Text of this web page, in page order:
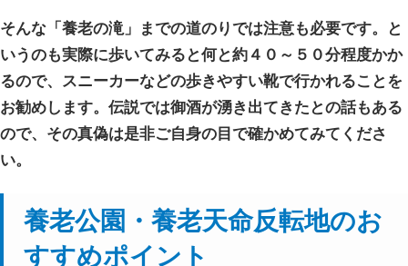
そんな「養老の滝」までの道のりでは注意も必要です。と
いうのも実際に歩いてみると何と約４０～５０分程度かか
るので、スニーカーなどの歩きやすい靴で行かれることを
お勧めします。伝説では御酒が湧き出てきたとの話もある
ので、その真偽は是非ご自身の目で確かめてみてくださ
い。
養老公園・養老天命反転地のお
すすめポイント